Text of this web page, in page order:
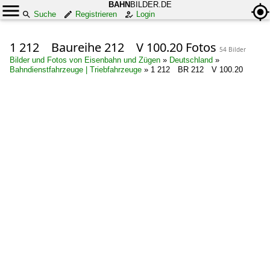
BAHN BILDER.DE
Suche
Registrieren Login
1 212 Baureihe 212 V 100.20 Fotos 54 Bilder
Bilder und Fotos von Eisenbahn und Zügen » Deutschland »
Bahndienstfahrzeuge | Triebfahrzeuge » 1 212 BR 212 V 100.20